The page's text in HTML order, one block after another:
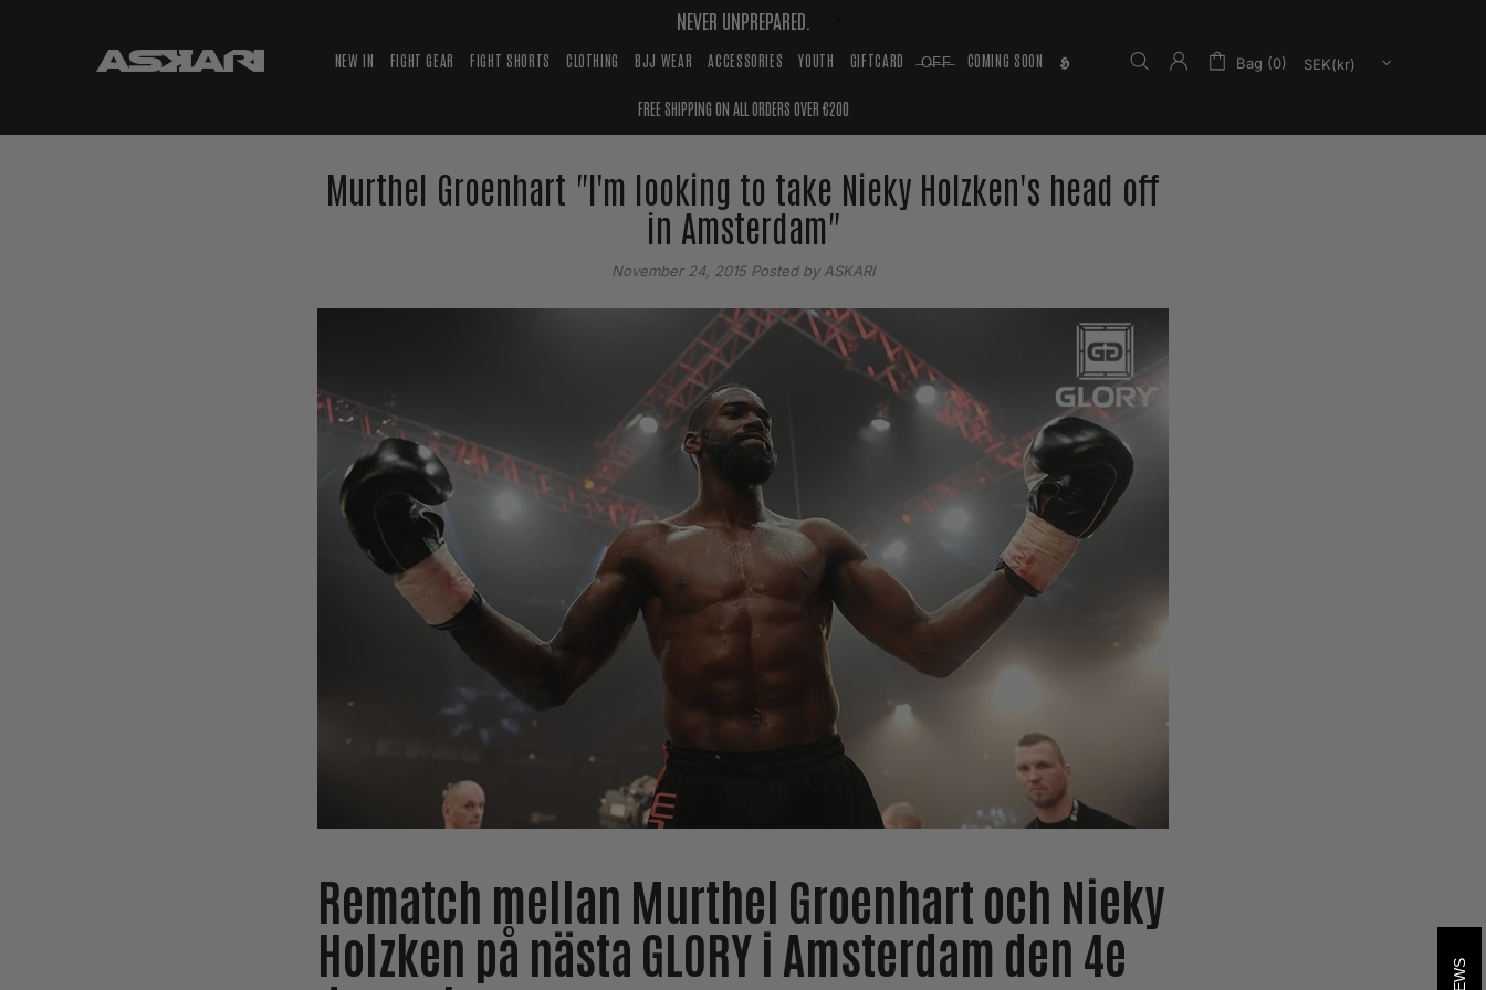
NEVER UNPREPARED.
NEW IN FIGHT GEAR FIGHT SHORTS CLOTHING BJJ WEAR ACCESSORIES YOUTH GIFTCARD ̶O̶F̶F̶ COMING SOON 𝕳 Bag (0)
FREE SHIPPING ON ALL ORDERS OVER €200
Murthel Groenhart "I'm looking to take Nieky Holzken's head off
in Amsterdam"
November 24, 2015 Posted by ASKARI
Rematch mellan Murthel Groenhart och Nieky
Holzken på nästa GLORY i Amsterdam den 4e